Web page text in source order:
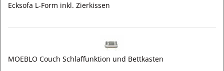
Ecksofa L-Form inkl. Zierkissen
MOEBLO Couch Schlaffunktion und Bettkasten